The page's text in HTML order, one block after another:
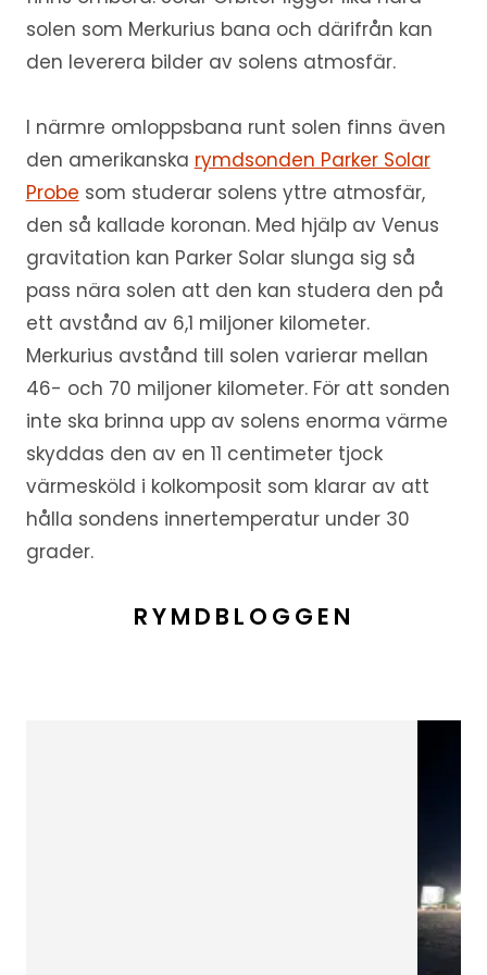
solen som Merkurius bana och därifrån kan
den leverera bilder av solens atmosfär.
I närmre omloppsbana runt solen finns även
den amerikanska rymdsonden Parker Solar
Probe som studerar solens yttre atmosfär,
den så kallade koronan. Med hjälp av Venus
gravitation kan Parker Solar slunga sig så
pass nära solen att den kan studera den på
ett avstånd av 6,1 miljoner kilometer.
Merkurius avstånd till solen varierar mellan
46- och 70 miljoner kilometer. För att sonden
inte ska brinna upp av solens enorma värme
skyddas den av en 11 centimeter tjock
värmesköld i kolkomposit som klarar av att
hålla sondens innertemperatur under 30
grader.
RYMDBLOGGEN